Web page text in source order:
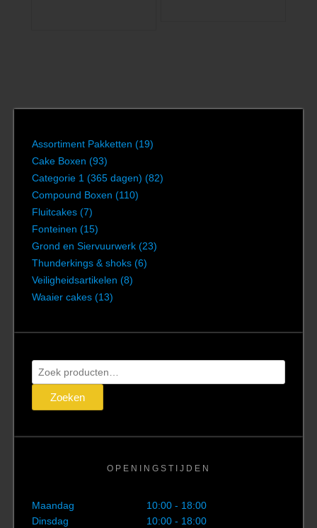
Assortiment Pakketten (19)
Cake Boxen (93)
Categorie 1 (365 dagen) (82)
Compound Boxen (110)
Fluitcakes (7)
Fonteinen (15)
Grond en Siervuurwerk (23)
Thunderkings & shoks (6)
Veiligheidsartikelen (8)
Waaier cakes (13)
Zoeken
naar:
Zoeken
OPENINGSTIJDEN
Maandag
10:00 - 18:00
Dinsdag
10:00 - 18:00